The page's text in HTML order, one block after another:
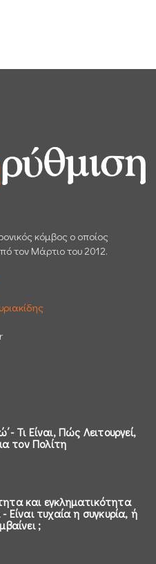
κόμβος ο οποίος
τον Μάρτιο του 2012.
Τι Είναι, Πώς Λειτουργεί,
τον Πολίτη
και εγκληματικότητα
Είναι τυχαία η συγκυρία, ή
;